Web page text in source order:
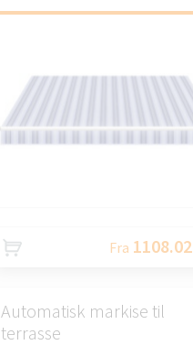
Fra 1108.02
Automatisk markise til
terrasse